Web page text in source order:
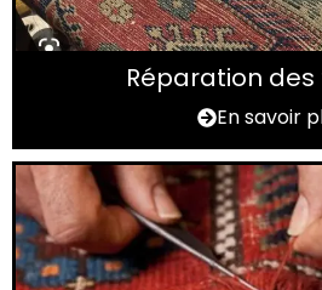
Réparation
En savoir